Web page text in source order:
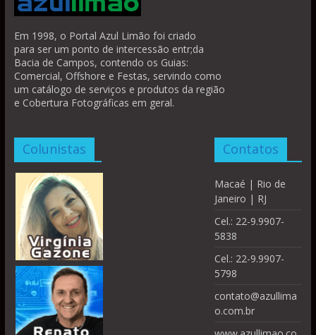
Em 1998, o Portal Azul Limão foi criado
para ser um ponto de intercessão entr;da
Bacia de Campos, contendo os Guias:
Comercial, Offshore e Festas, servindo como
um catálogo de serviços e produtos da região
e Cobertura Fotográficas em geral.
Colunistas Contatos
Macaé | Rio de
Janeiro | RJ
Cel.: 22-9.9907-
5838
Cel.: 22-9.9907-
5798
contato@azullima
o.com.br